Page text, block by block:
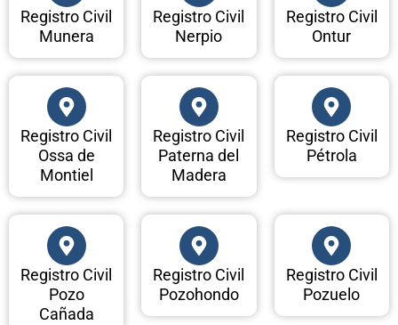
Registro Civil
Munera
Registro Civil
Nerpio
Registro Civil
Ontur
Registro Civil
Ossa de
Montiel
Registro Civil
Paterna del
Madera
Registro Civil
Pétrola
Registro Civil
Pozo
Cañada
Registro Civil
Pozohondo
Registro Civil
Pozuelo